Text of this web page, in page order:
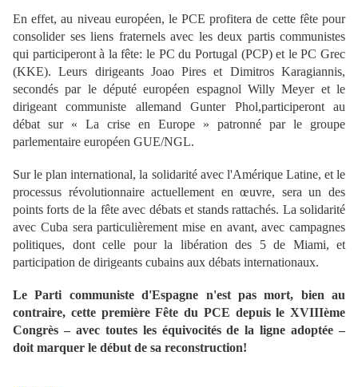
En effet, au niveau européen, le PCE profitera de cette fête pour
consolider ses liens fraternels avec les deux partis communistes
qui participeront à la fête: le PC du Portugal (PCP) et le PC Grec
(KKE). Leurs dirigeants Joao Pires et Dimitros Karagiannis,
secondés par le député européen espagnol Willy Meyer et le
dirigeant communiste allemand Gunter Phol,participeront au
débat sur « La crise en Europe » patronné par le groupe
parlementaire européen GUE/NGL.
Sur le plan international, la solidarité avec l'Amérique Latine, et le
processus révolutionnaire actuellement en œuvre, sera un des
points forts de la fête avec débats et stands rattachés. La solidarité
avec Cuba sera particulièrement mise en avant, avec campagnes
politiques, dont celle pour la libération des 5 de Miami, et
participation de dirigeants cubains aux débats internationaux.
Le Parti communiste d'Espagne n'est pas mort, bien au
contraire, cette première Fête du PCE depuis le XVIIIème
Congrès – avec toutes les équivocités de la ligne adoptée –
doit marquer le début de sa reconstruction!